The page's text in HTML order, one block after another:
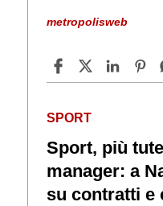
metropolisweb
SPORT
Sport, più
manager: a
su contratti e